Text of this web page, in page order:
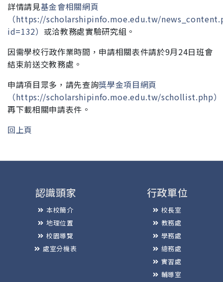
詳情請見基金會相關網頁
（https://scholarshipinfo.moe.edu.tw/
id=132） 或洽教務處實驗研究組。
因需學校行政作業時間，申請相關表件請於9月24日班會
結束前送交教務處。
申請項目眾多，請先查詢獎學金項目網頁
（https://scholarshipinfo.moe.edu.tw/schollist.php）
再下載相關申請表件。
回上頁
認識頭家
本校簡介
地理位置
校園導覽
處室分機表
行政單位
校長室
教務處
學務處
總務處
實習處
輔導室